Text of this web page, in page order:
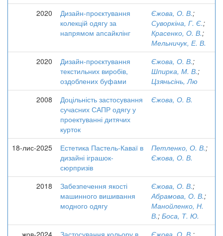
2020
Дизайн-проєктування
колекцій одягу за
напрямом апсайклінг
Єжова, О. В.;
Суворкіна, Г. Є.;
Красенко, О. В.;
Мельничук, Е. В.
2020
Дизайн-проєктування
текстильних виробів,
оздоблених буфами
Єжова, О. В.;
Шпирка, М. В.;
Цзяньсінь, Лю
2008
Доцільність застосування
сучасних САПР одягу у
проектуванні дитячих
курток
Єжова, О. В.
18-лис-2025
Естетика Пастель-Каваї в
дизайні іграшок-
сюрпризів
Петленко, О. В.;
Єжова, О. В.
2018
Забезпечення якості
машинного вишивання
модного одягу
Єжова, О. В.;
Абрамова, О. В.;
Манойленко, Н.
В.; Боса, Т. Ю.
жов-2024
Застосування кольору в Єжова, О. В. ;